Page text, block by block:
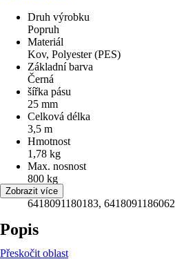
Druh výrobku
Popruh
Materiál
Kov, Polyester (PES)
Základní barva
Černá
šířka pásu
25 mm
Celková délka
3,5 m
Hmotnost
1,78 kg
Max. nosnost
800 kg
EAN
6418091180183, 6418091186062
Zobrazit více
Popis
Přeskočit oblast